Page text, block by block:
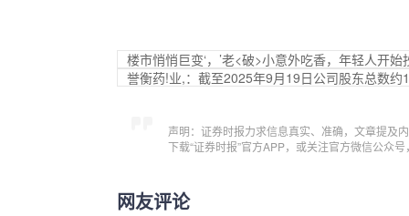
楼市悄悄巨变‘，’老<破>小意外吃香，年轻人开始
誉衡药!业,：截至2025年9月19日公司股东总数约
声明：证券时报力求信息真实、准确，文章提及
下载“证券时报”官方APP，或关注官方微信公众
网友评论